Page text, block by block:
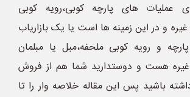
عملیات های پارچه کوبی،رویه کوبی
و در این زمینه ها است یا یک بازاریاب
و رویه کوبی ملحفه،مبل یا مبلمان
غیره هست و دوستدارید شما هم از فروش
باشید پس این مقاله خلاصه وار را تا